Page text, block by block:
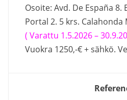
Osoite: Avd. De España 8.
Portal 2. 5 krs. Calahonda
( Varattu 1.5.2026 –
Vuokra 1250,-€ + sähkö.